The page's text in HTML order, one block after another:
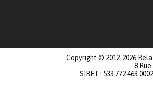
Copyright © 2012-2026
8
SIRET : 533 772 463